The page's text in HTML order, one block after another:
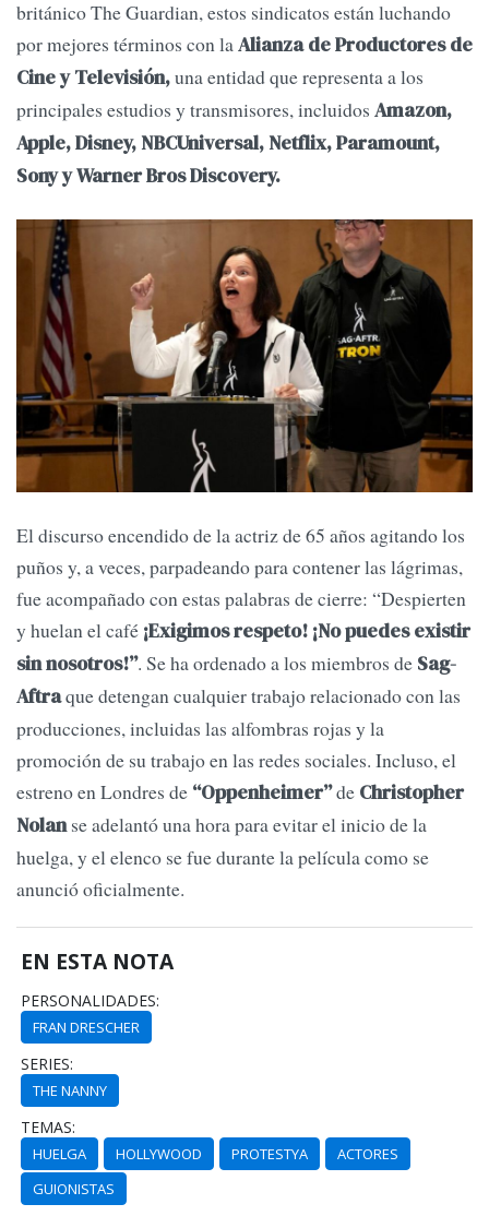
británico The Guardian, estos sindicatos están luchando
por mejores términos con laAlianza de Productores de
Cine y Televisión,una entidad que representa a los
principales estudios y transmisores, incluidos Amazon,
Apple, Disney, NBCUniversal, Netflix, Paramount,
Sony y Warner Bros Discovery.
El discurso encendido de la actriz de 65 años agitando los
puños y, a veces, parpadeando para contener las lágrimas,
fue acompañado con estas palabras de cierre: “Despierten
y huelan el café ¡Exigimos respeto! ¡No puedes existir
sin nosotros!”. Se ha ordenado a los miembros de Sag-
Aftraque detengan cualquier trabajo relacionado con las
producciones, incluidas las alfombras rojas y la
promoción de su trabajo en las redes sociales. Incluso, el
estreno en Londres de “Oppenheimer”de Christopher
Nolanse adelantó una hora para evitar el inicio de la
huelga, y el elenco se fue durante la película como se
anunció oficialmente.
EN ESTA NOTA
PERSONALIDADES:
FRAN DRESCHER
SERIES:
THE NANNY
TEMAS:
HUELGA HOLLYWOOD PROTESTYA
ACTORES
GUIONISTAS